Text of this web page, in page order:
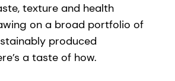
texture and health
on a broad portfolio of
produced
a taste of how.